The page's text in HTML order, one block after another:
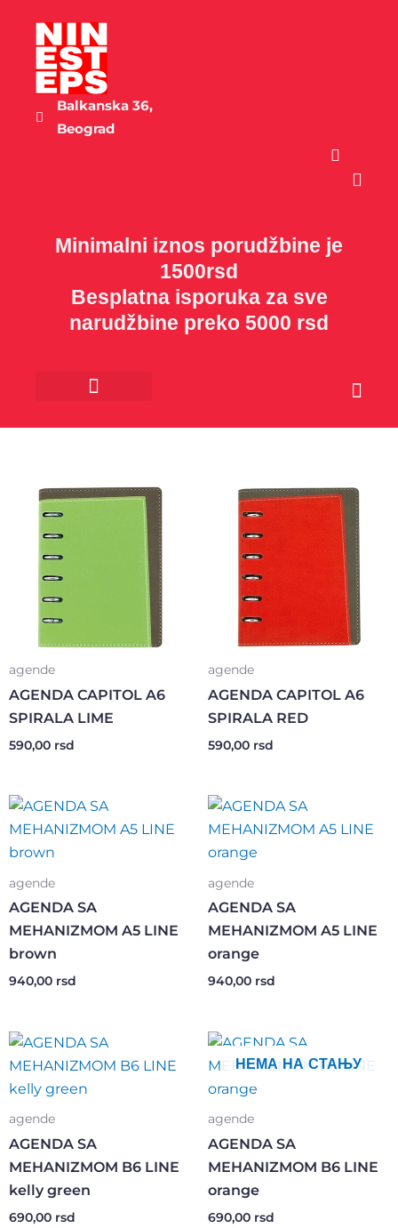
садржај
Balkanska 36,
Beograd
Cart
Minimalni iznos porudžbine je
1500rsd
Besplatna isporuka za sve
narudžbine preko 5000 rsd
Cart
agende
AGENDA CAPITOL A6
SPIRALA LIME
590,00 rsd
agende
AGENDA CAPITOL A6
SPIRALA RED
590,00 rsd
agende
AGENDA SA
MEHANIZMOM A5 LINE
brown
940,00 rsd
agende
AGENDA SA
MEHANIZMOM A5 LINE
orange
940,00 rsd
agende
AGENDA SA
MEHANIZMOM B6 LINE
kelly green
690,00 rsd
НЕМА НА СТАЊУ
agende
AGENDA SA
MEHANIZMOM B6 LINE
orange
690,00 rsd